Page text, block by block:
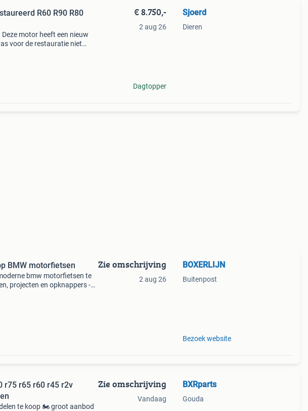
R60 R90 R80
motor heeft een nieuw
voor de restauratie niet
€ 8.750,-
2 aug 26
Dagtopper
Sjoerd
Dieren
Verkoop en inkoop BMW motorfietsen
bmw motorfietsen te
projecten en opknappers -
Zie omschrijving
2 aug 26
BOXERLIJN
Buitenpost
Bezoek website
r75 r65 r60 r45 r2v
te koop 🏍️ groot aanbod
Zie omschrijving
Vandaag
BXRparts
Gouda